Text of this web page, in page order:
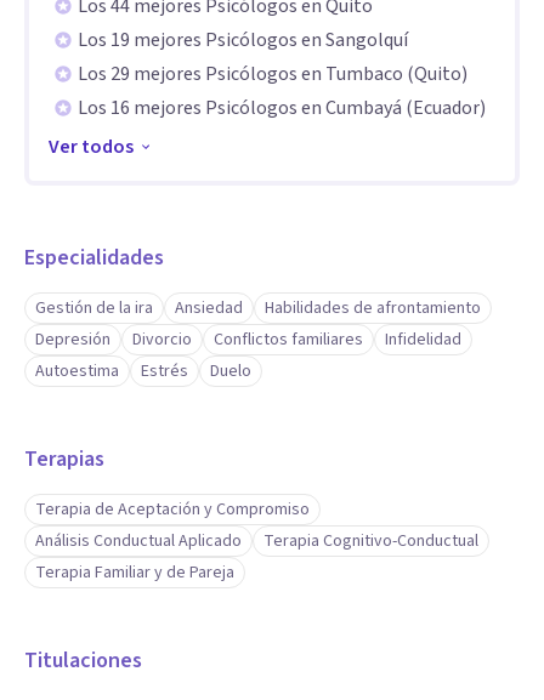
Además, cuento con experiencia en el acompañamiento de
procesos de duelo, gestión del estrés y desarrollo de
habilidades emocionales, adaptando cada tratamiento a las
necesidades individuales de cada persona.
empático y profundamente respetuoso. Escucho sin juzgar
y creo un espacio seguro donde cada persona puede
expresarse con libertad y autenticidad.
Trabajo con compromiso y claridad, explicando cada paso
combina sensibilidad humana con intervención
estructurada, lo que permite avanzar con dirección y
propósito.
Soy una profesional comprometida con la formación
la conexión real. Mi prioridad es que cada persona se sienta
Los 44 mejores Psicólogos en Quito
Los 19 mejores Psicólogos en Sangolquí
Los 29 mejores Psicólogos en Tumbaco (Quito)
Los 16 mejores Psicólogos en Cumbayá (Ecuador)
Ver todos
Especialidades
Gestión de la ira Ansiedad
Habilidades de afrontamiento
Depresión
Divorcio Conflictos familiares
Infidelidad
Autoestima
Estrés Duelo
Terapias
Terapia de Aceptación y Compromiso
Análisis Conductual Aplicado
Terapia Cognitivo-Conductual
Terapia Familiar y de Pareja
Titulaciones